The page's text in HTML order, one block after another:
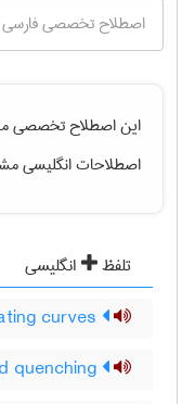
این اصطلاح تخصصی
اصطلاحات انگلیسی
تلفظ انگلیسی